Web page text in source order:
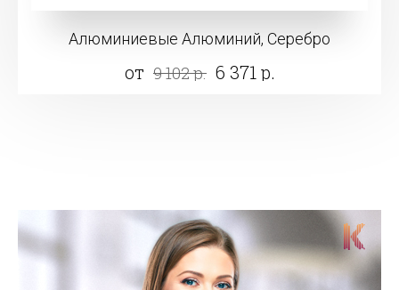
Алюминиевые Алюминий, Серебро
от 9 102 р. 6 371 р.